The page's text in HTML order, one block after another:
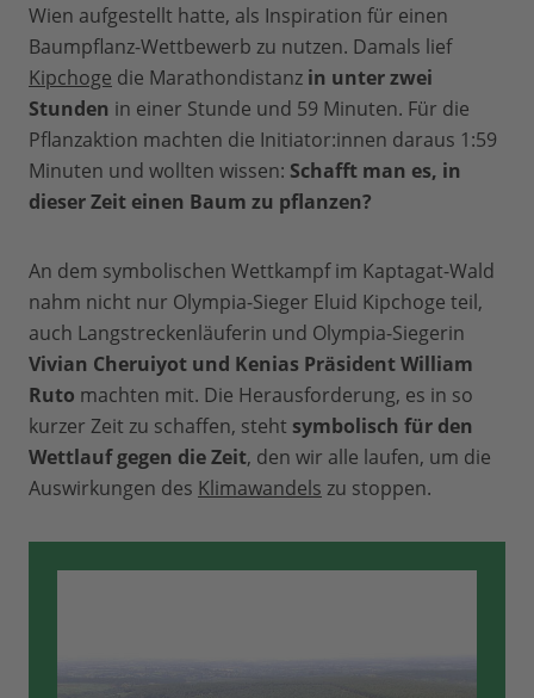
Wien aufgestellt hatte, als Inspiration für einen
Baumpflanz-Wettbewerb zu nutzen. Damals lief
Kipchoge die Marathondistanz in unter zwei
Stunden in einer Stunde und 59 Minuten. Für die
Pflanzaktion machten die Initiator:innen daraus 1:59
Minuten und wollten wissen: Schafft man es, in
dieser Zeit einen Baum zu pflanzen?
An dem symbolischen Wettkampf im Kaptagat-Wald
nahm nicht nur Olympia-Sieger Eluid Kipchoge teil,
auch Langstreckenläuferin und Olympia-Siegerin
Vivian Cheruiyot und Kenias Präsident William
Ruto machten mit. Die Herausforderung, es in so
kurzer Zeit zu schaffen, steht symbolisch für den
Wettlauf gegen die Zeit, den wir alle laufen, um die
Auswirkungen des Klimawandels zu stoppen.